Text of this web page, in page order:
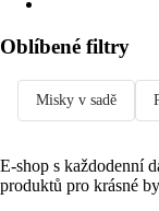
Oblíbené filtry
Misky v sadě
E-shop s každodenní
produktů pro krásné